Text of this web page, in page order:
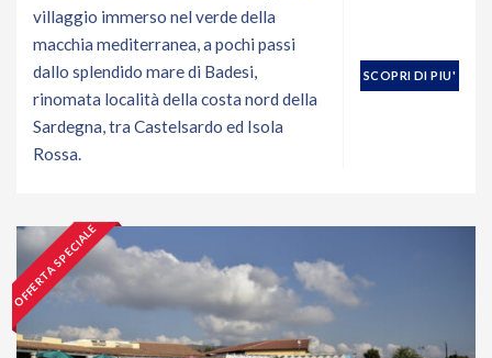
villaggio immerso nel verde della
macchia mediterranea, a pochi passi
dallo splendido mare di Badesi,
rinomata località della costa nord della
Sardegna, tra Castelsardo ed Isola
Rossa.
SCOPRI DI PIU'
OFFERTA SPECIALE